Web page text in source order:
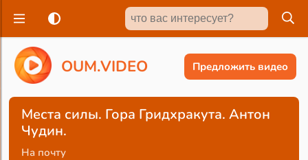
OUM.VIDEO Предложить видео
Места силы. Гора Гридхракута. Антон
Чудин.
На почту